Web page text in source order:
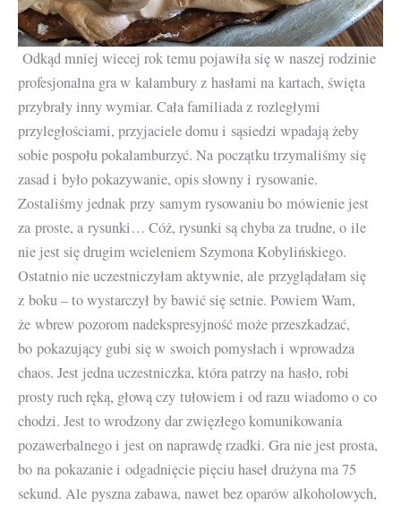
Odkąd mniej wiecej rok temu pojawiła się w naszej rodzinie
profesjonalna gra w kalambury z hasłami na kartach, święta
przybrały inny wymiar. Cała familiada z rozległymi
przyległościami, przyjaciele domu i sąsiedzi wpadają żeby
sobie pospołu pokalamburzyć. Na początku trzymaliśmy się
zasad i było pokazywanie, opis słowny i rysowanie.
Zostaliśmy jednak przy samym rysowaniu bo mówienie jest
za proste, a rysunki… Cóż, rysunki są chyba za trudne, o ile
nie jest się drugim wcieleniem Szymona Kobylińskiego.
Ostatnio nie uczestniczyłam aktywnie, ale przyglądałam się
z boku – to wystarczył by bawić się setnie. Powiem Wam,
że wbrew pozorom nadekspresyjność może przeszkadzać,
bo pokazujący gubi się w swoich pomysłach i wprowadza
chaos. Jest jedna uczestniczka, która patrzy na hasło, robi
prosty ruch ręką, głową czy tułowiem i od razu wiadomo o co
chodzi. Jest to wrodzony dar zwięzłego komunikowania
pozawerbalnego i jest on naprawdę rzadki. Gra nie jest prosta,
bo na pokazanie i odgadnięcie pięciu haseł drużyna ma 75
sekund. Ale pyszna zabawa, nawet bez oparów alkoholowych,